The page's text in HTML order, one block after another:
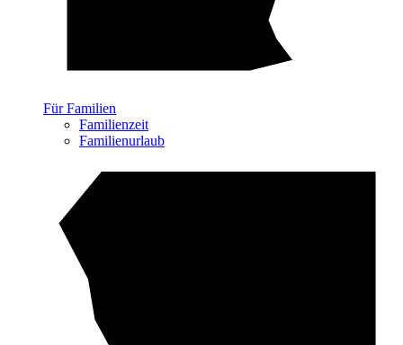
Für Familien
Familienzeit
Familienurlaub